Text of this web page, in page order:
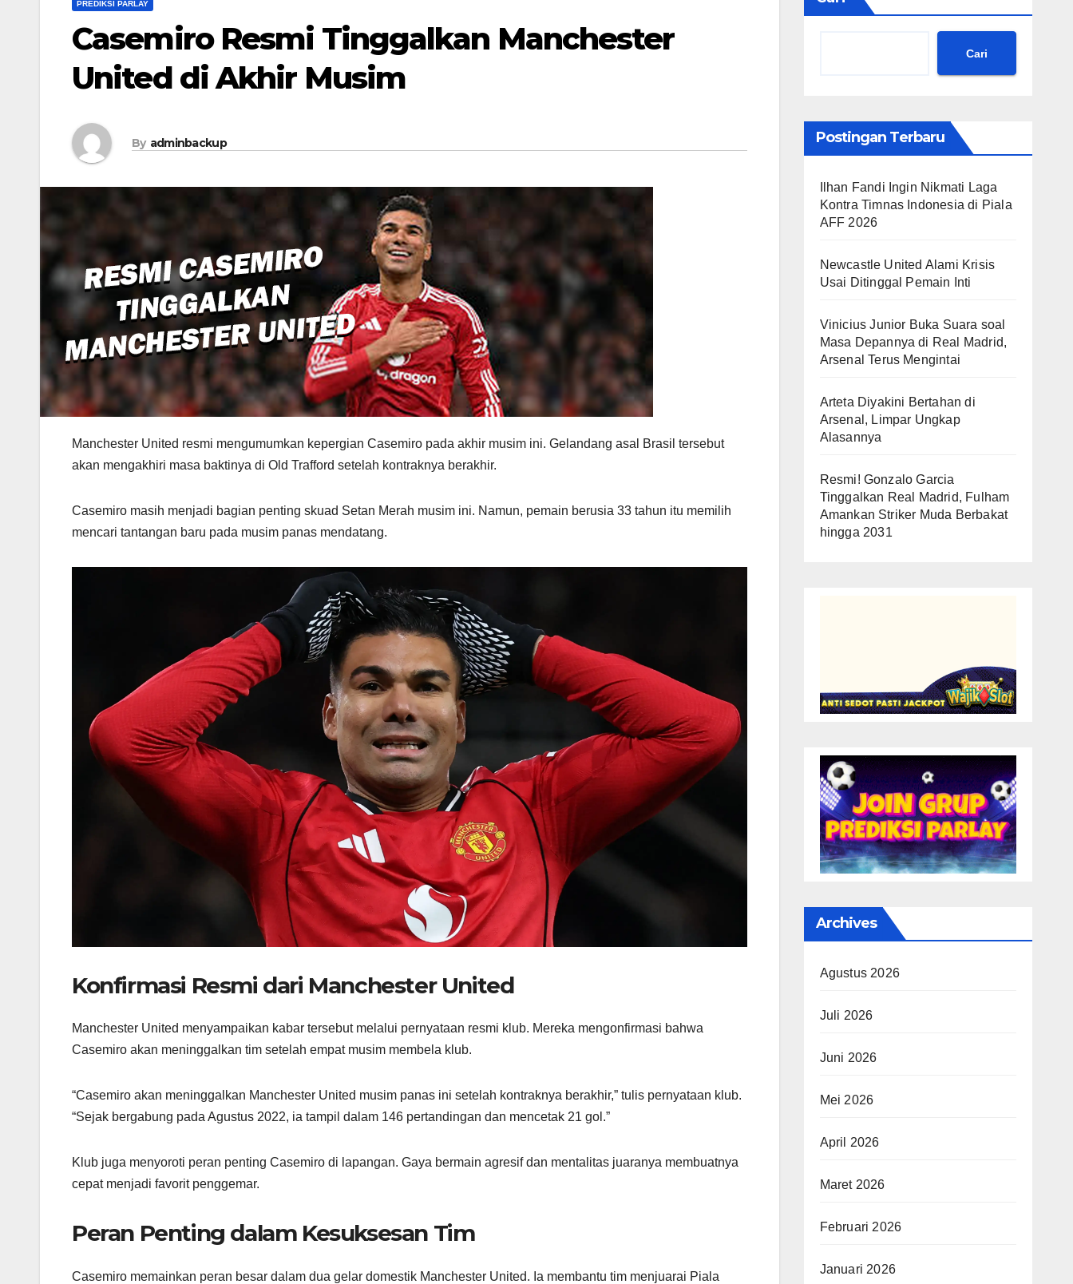
PREDIKSI PARLAY
Casemiro Resmi Tinggalkan Manchester
United di Akhir Musim
By adminbackup
Manchester United resmi mengumumkan kepergian Casemiro pada akhir musim ini. Gelandang asal Brasil tersebut
akan mengakhiri masa baktinya di Old Trafford setelah kontraknya berakhir.
Casemiro masih menjadi bagian penting skuad Setan Merah musim ini. Namun, pemain berusia 33 tahun itu memilih
mencari tantangan baru pada musim panas mendatang.
Konfirmasi Resmi dari Manchester United
Manchester United menyampaikan kabar tersebut melalui pernyataan resmi klub. Mereka mengonfirmasi bahwa
Casemiro akan meninggalkan tim setelah empat musim membela klub.
“Casemiro akan meninggalkan Manchester United musim panas ini setelah kontraknya berakhir,” tulis pernyataan klub.
“Sejak bergabung pada Agustus 2022, ia tampil dalam 146 pertandingan dan mencetak 21 gol.”
Klub juga menyoroti peran penting Casemiro di lapangan. Gaya bermain agresif dan mentalitas juaranya membuatnya
cepat menjadi favorit penggemar.
Peran Penting dalam Kesuksesan Tim
Casemiro memainkan peran besar dalam dua gelar domestik Manchester United. Ia membantu tim menjuarai Piala
Cari
Postingan Terbaru
Ilhan Fandi Ingin Nikmati Laga
Kontra Timnas Indonesia di Piala
AFF 2026
Newcastle United Alami Krisis
Usai Ditinggal Pemain Inti
Vinicius Junior Buka Suara soal
Masa Depannya di Real Madrid,
Arsenal Terus Mengintai
Arteta Diyakini Bertahan di
Arsenal, Limpar Ungkap
Alasannya
Resmi! Gonzalo Garcia
Tinggalkan Real Madrid, Fulham
Amankan Striker Muda Berbakat
hingga 2031
Archives
Agustus 2026
Juli 2026
Juni 2026
Mei 2026
April 2026
Maret 2026
Februari 2026
Januari 2026